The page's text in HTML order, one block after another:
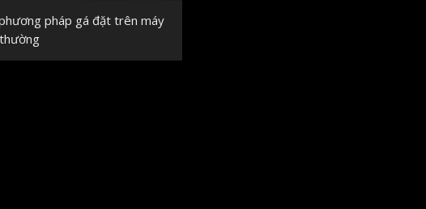
pháp gá đặt trên máy